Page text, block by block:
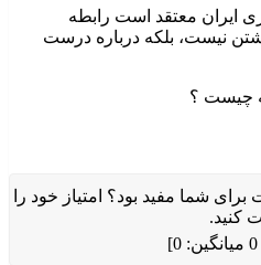
ایران معتقد است رابطه
نیست، بلکه درباره درست
شما مفید بود؟ امتیاز خود را
کنید.
0 میانگین:0
]